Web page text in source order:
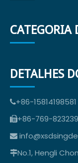
CATEGORIA
DETALHES
+86-15814198581
+86-769-

No.1, Hengli